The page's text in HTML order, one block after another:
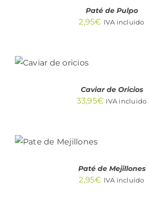
Paté de Pulpo
2,95€ IVA incluido
CARRITO
Caviar de Oricios
33,95€ IVA incluido
CARRITO
Paté de Mejillones
2,95€ IVA incluido